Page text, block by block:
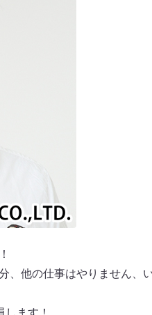
、他の仕事はやりません、